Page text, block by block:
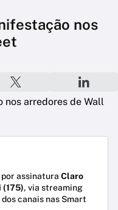
nos
por assinatura Claro
(175), via streaming
dos canais nas Smart